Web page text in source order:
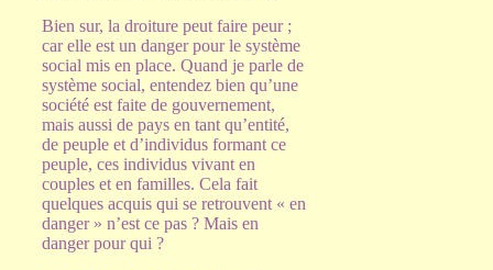
Bien sur, la droiture peut faire peur ;
car elle est un danger pour le système
social mis en place. Quand je parle de
système social, entendez bien qu’une
société est faite de gouvernement,
mais aussi de pays en tant qu’entité,
de peuple et d’individus formant ce
peuple, ces individus vivant en
couples et en familles. Cela fait
quelques acquis qui se retrouvent « en
danger » n’est ce pas ? Mais en
danger pour qui ?